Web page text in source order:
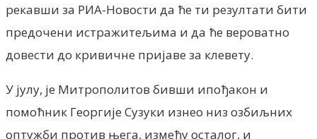
рекавши за РИА-Новости да ће ти резултати бити
предочени истражитељима и да ће вероватно
довести до кривичне пријаве за клевету.
У јулу, је Митрополитов бивши ипођакон и
помоћник Георгије Сузуки изнео низ озбиљних
оптужби против њега, између осталог, и